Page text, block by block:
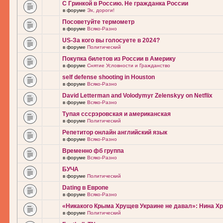
С Гринкой в Россию. Не гражданка России
в форуме Эх, дороги!
Посоветуйте термометр
в форуме Всяко-Разно
US-За кого вы голосуете в 2024?
в форуме Политический
Покупка билетов из России в Америку
в форуме Снятие Условности и Гражданство
self defense shooting in Houston
в форуме Всяко-Разно
David Letterman and Volodymyr Zelenskyy on Netflix
в форуме Всяко-Разно
Тупая сссрэровская и американская
в форуме Политический
Репетитор онлайн английский язык
в форуме Всяко-Разно
Временно фб группа
в форуме Всяко-Разно
БУЧА
в форуме Политический
Dating в Европе
в форуме Всяко-Разно
«Никакого Крыма Хрущев Украине не давал»: Нина
в форуме Политический